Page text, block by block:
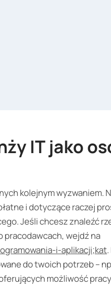
IT jako
kolejnym wyzwaniem.
i dotyczące raczej
Jeśli chcesz znaleźć
pracodawcach, wejdź na
i-aplikacji;kat
do twoich potrzeb –
możliwość